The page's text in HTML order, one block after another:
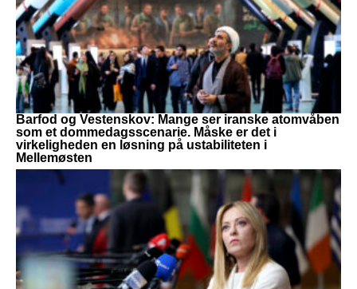
Barfod og Vestenskov: Mange ser iranske atomvåben
som et dommedagsscenarie. Måske er det i
virkeligheden en løsning på ustabiliteten i
Mellemøsten